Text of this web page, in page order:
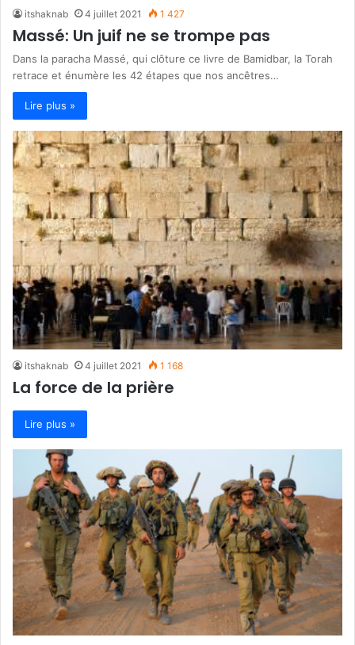
itshaknab 4 juillet 2021 1 427
Massé: Un juif ne se trompe pas
Dans la paracha Massé, qui clôture ce livre de Bamidbar, la Torah
retrace et énumère les 42 étapes que nos ancêtres…
Lire plus »
itshaknab 4 juillet 2021 1 168
La force de la prière
Lire plus »